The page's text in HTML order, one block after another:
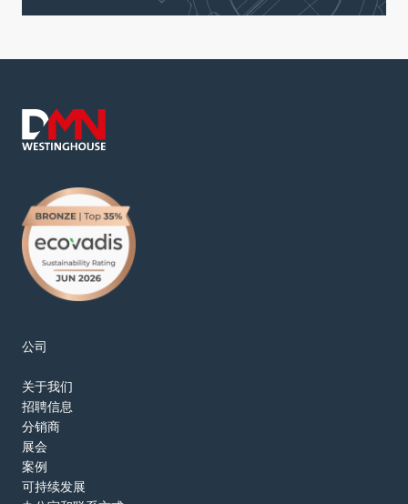
公司
关于我们
招聘信息
分销商
展会
案例
可持续发展